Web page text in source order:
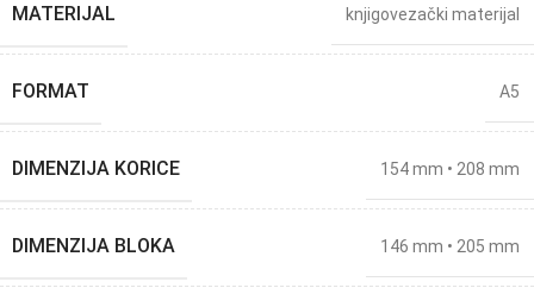
MATERIJAL knjigovezački materijal
FORMAT A5
DIMENZIJA KORICE 154 mm • 208 mm
DIMENZIJA BLOKA 146 mm • 205 mm